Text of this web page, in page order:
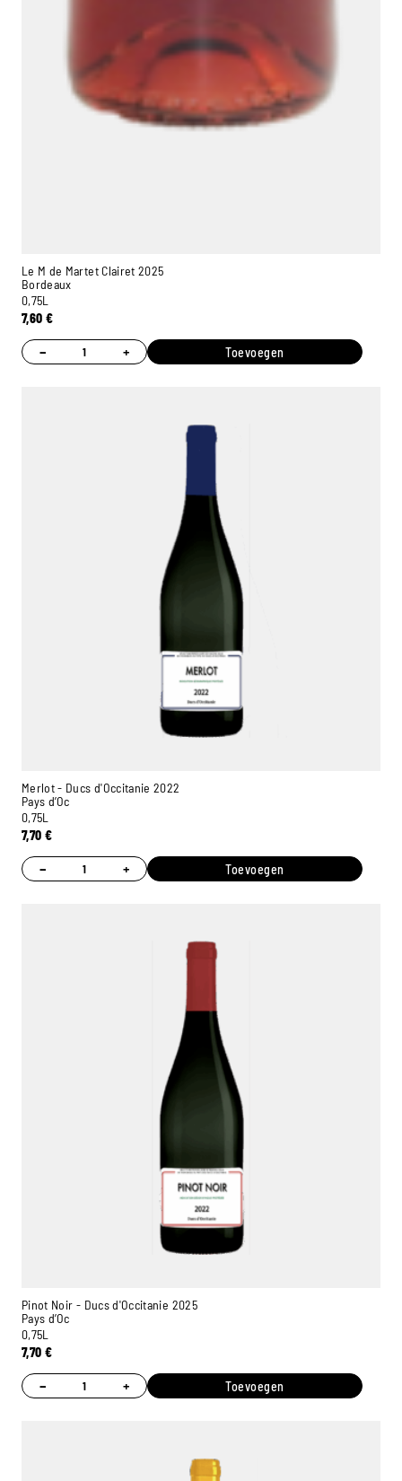
Le M de Martet Clairet 2025
Bordeaux
0,75L
7,60 €
− + Toevoegen
Merlot - Ducs d'Occitanie 2022
Pays d’Oc
0,75L
7,70 €
− + Toevoegen
Pinot Noir - Ducs d'Occitanie 2025
Pays d’Oc
0,75L
7,70 €
− + Toevoegen